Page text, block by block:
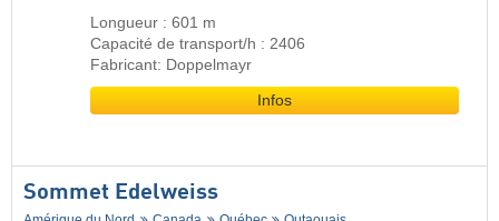
Longueur : 601 m
Capacité de transport/h : 2406
Fabricant: Doppelmayr
Infos
Sommet Edelweiss